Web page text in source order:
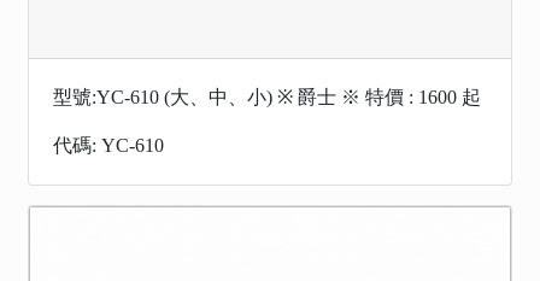
型號:YC-610 (大、中、小) ※ 爵士 ※ 特價 : 1600 起
代碼: YC-610